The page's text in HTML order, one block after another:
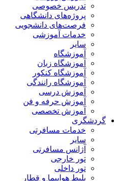
تدریس خصوصی
پروژه‌های دانشگاهی
فرصت‌های دانشجویی
خدمات آموزشی
سایر
آموزشگاه
آموزشگاه زبان
آموزشگاه کنکور
آموزشگاه رانندگی
آموزش درسی
آموزش حرفه و فن
آموزش تخصصی
گردشگری
خدمات مسافرتی
سایر
آژانس مسافرتی
تور خارجی
تور داخلی
بلیط هواپیما و قطار